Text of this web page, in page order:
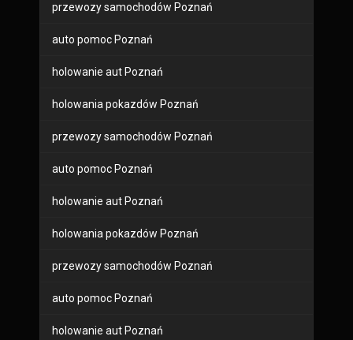
przewozy samochodów Poznań
auto pomoc Poznań
holowanie aut Poznań
holowania pokazdów Poznań
przewozy samochodów Poznań
auto pomoc Poznań
holowanie aut Poznań
holowania pokazdów Poznań
przewozy samochodów Poznań
auto pomoc Poznań
holowanie aut Poznań